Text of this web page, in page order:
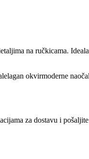
na ručkicama.
lagan okvirmoderne
za dostavu i